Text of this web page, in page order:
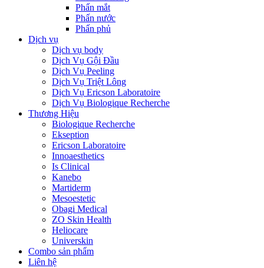
Phấn mắt
Phấn nước
Phấn phủ
Dịch vụ
Dịch vụ body
Dịch Vụ Gội Đầu
Dịch Vụ Peeling
Dịch Vụ Triệt Lông
Dịch Vụ Ericson Laboratoire
Dịch Vụ Biologique Recherche
Thương Hiệu
Biologique Recherche
Ekseption
Ericson Laboratoire
Innoaesthetics
Is Clinical
Kanebo
Martiderm
Mesoestetic
Obagi Medical
ZO Skin Health
Heliocare
Universkin
Combo sản phẩm
Liên hệ